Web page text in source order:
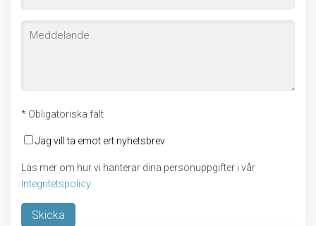
* Obligatoriska fält
Jag vill ta emot ert nyhetsbrev
Läs mer om hur vi hanterar dina personuppgifter i vår
Integritetspolicy